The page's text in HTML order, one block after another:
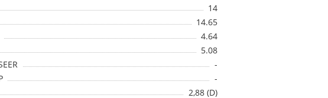
14
14.65
4.64
5.08
-
-
2,88 (D)